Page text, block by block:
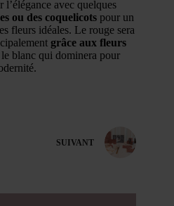
l’élégance avec quelques
ou des coquelicots pour un
fleurs idéales. Le rouge sera
grâce aux fleurs
le blanc qui dominera pour
SUIVANT